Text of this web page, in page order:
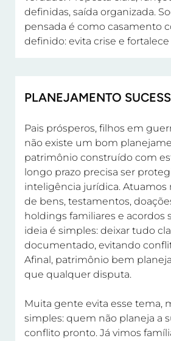
definidas, saída organizada.
pensada é como casamento
definido: evita crise e fortalece
PLANEJAMENTO
Pais prósperos, filhos em
não existe um bom
patrimônio construído com
longo prazo precisa ser
inteligência jurídica. Atuamos
de bens, testamentos,
holdings familiares e acordos
ideia é simples: deixar tudo
documentado, evitando
Afinal, patrimônio bem
que qualquer disputa.
Muita gente evita esse tema,
simples: quem não planeja a
conflito pronto. Já vimos